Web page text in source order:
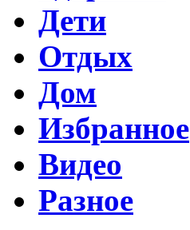
Дети
Отдых
Дом
Избранное
Видео
Разное